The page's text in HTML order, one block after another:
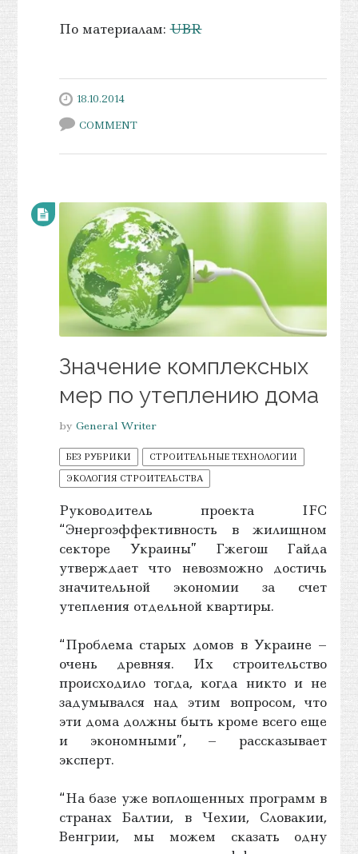
По материалам:UBR
18.10.2014
COMMENT
Значение комплексных
мер по утеплению дома
by General Writer
БЕЗ РУБРИКИ
СТРОИТЕЛЬНЫЕ ТЕХНОЛОГИИ
ЭКОЛОГИЯ СТРОИТЕЛЬСТВА
Руководитель проекта IFC
“Энергоэффективность в жилищном
секторе Украины” Гжегош Гайда
утверждает что невозможно достичь
значительной экономии за счет
утепления отдельной квартиры.
“Проблема старых домов в Украине –
очень древняя. Их строительство
происходило тогда, когда никто и не
задумывался над этим вопросом, что
эти дома должны быть кроме всего еще
и экономными”, – рассказывает
эксперт.
“На базе уже воплощенных программ в
странах Балтии, в Чехии, Словакии,
Венгрии, мы можем сказать одну